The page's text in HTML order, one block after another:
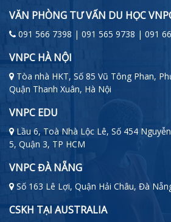
VĂN PHÒNG TƯ VẤN DU HỌC
091 566 7398 | 091 565 9738 | 091
VNPC HÀ NỘI
Tòa nhà HKT, Số 85 Vũ Tông Phan,
Quận Thanh Xuân, Hà Nội
VNPC EDU
Lầu 6, Toà Nhà Lộc Lê, Số 454
5, Quận 3, TP HCM
VNPC ĐÀ NẴNG
Số 163 Lê Lợi, Quận Hải Châu, Đà
CSKH TẠI AUSTRALIA